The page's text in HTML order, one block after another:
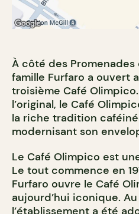
À côté des Promenades
famille Furfaro a ouvert
troisième Café
l’original, le Café
la riche tradition
modernisant son
Le Café Olimpico est
Le tout commence en
Furfaro ouvre le Café
aujourd’hui iconique.
l’établissement a été